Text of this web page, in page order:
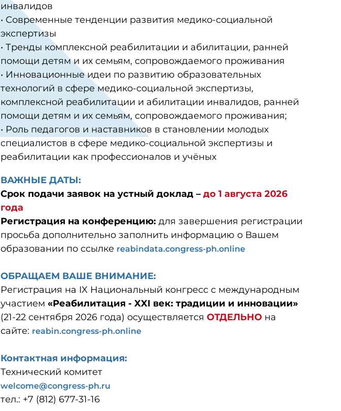
инвалидов
• Современные тенденции развития медико-социальной
экспертизы
• Тренды комплексной реабилитации и абилитации, ранней
помощи детям и их семьям, сопровождаемого проживания
• Инновационные идеи по развитию образовательных
технологий в сфере медико-социальной экспертизы,
комплексной реабилитации и абилитации инвалидов, ранней
помощи детям и их семьям, сопровождаемого проживания;
• Роль педагогов и наставников в становлении молодых
специалистов в сфере медико-социальной экспертизы и
реабилитации как профессионалов и учёных
ВАЖНЫЕ ДАТЫ:
Срок подачи заявок на устный доклад – до 1 августа 2026
года
Регистрация на конференцию: для завершения регистрации
просьба дополнительно заполнить информацию о Вашем
образовании по ссылке reabindata.congress-ph.online
ОБРАЩАЕМ ВАШЕ ВНИМАНИЕ:
Регистрация на IX Национальный конгресс с международным
участием «Реабилитация - XXI век: традиции и инновации»
(21-22 сентября 2026 года) осуществляется ОТДЕЛЬНО на
сайте: reabin.congress-ph.online
Контактная информация:
Технический комитет
welcome@congress-ph.ru
тел.: +7 (812) 677-31-16